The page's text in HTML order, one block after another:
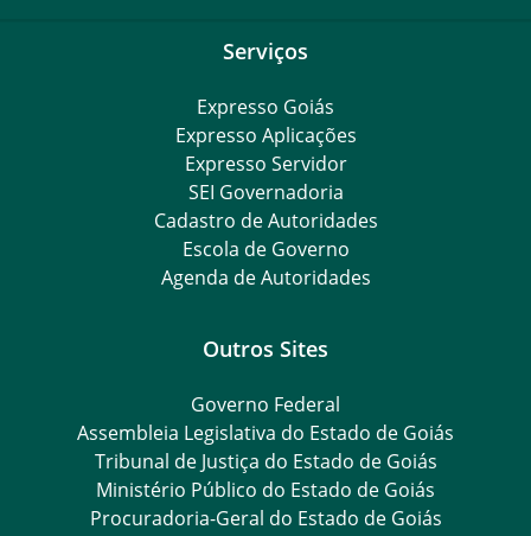
Serviços
Expresso Goiás
Expresso Aplicações
Expresso Servidor
SEI Governadoria
Cadastro de Autoridades
Escola de Governo
Agenda de Autoridades
Outros Sites
Governo Federal
Assembleia Legislativa do Estado de Goiás
Tribunal de Justiça do Estado de Goiás
Ministério Público do Estado de Goiás
Procuradoria-Geral do Estado de Goiás